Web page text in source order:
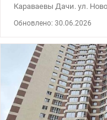
Караваевы Дачи. ул.
Продуманная планировка с
для воплощения ваших
сад и школа. Скверы
рестораны для встреч с
развязка. ж/д
общественного
10 мин. на авто к м.
Обновлено: 30.06.2026